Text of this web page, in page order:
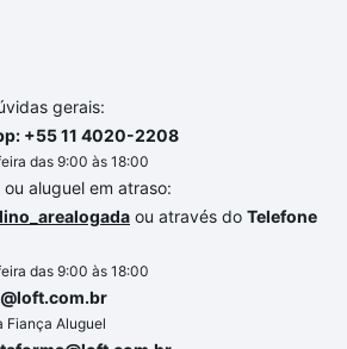
gerais:
+55 11 4020-2208
das 9:00 às 18:00
aluguel em atraso:
ou através do Telefone
das 9:00 às 18:00
Fiança Aluguel